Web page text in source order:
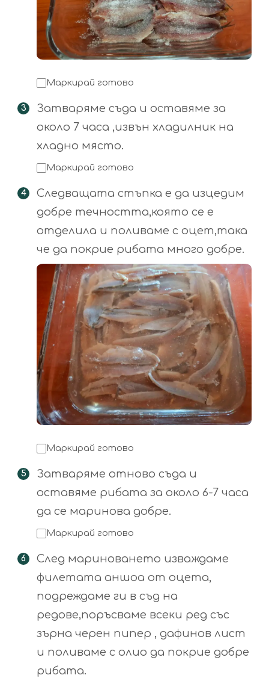
Маркирай готово
Затваряме съда и оставяме за
около 7 часа ,извън хладилник на
хладно място.
Маркирай готово
Следващата стъпка е да изцедим
добре течността,която се е
отделила и поливаме с оцет,така
че да покрие рибата много добре.
Маркирай готово
Затваряме отново съда и
оставяме рибата за около 6-7 часа
да се маринова добре.
Маркирай готово
След мариноването изваждаме
филетата аншоа от оцета,
подреждаме ги в съд на
редове,поръсваме всеки ред със
зърна черен пипер , дафинов лист
и поливаме с олио да покрие добре
рибата.